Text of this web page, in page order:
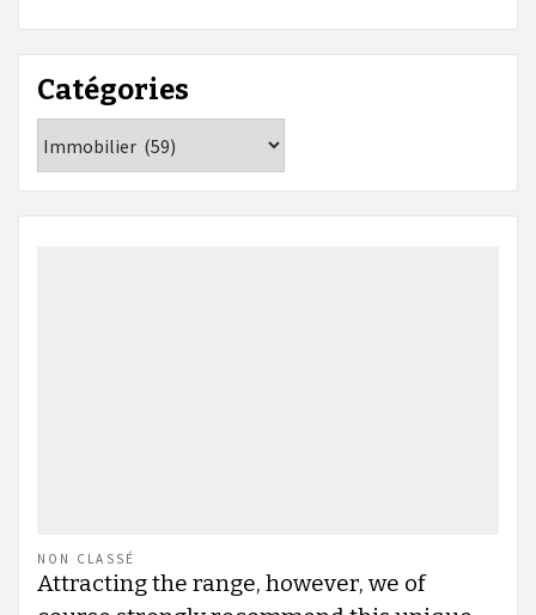
Catégories
NON CLASSÉ
Attracting the range, however, we of